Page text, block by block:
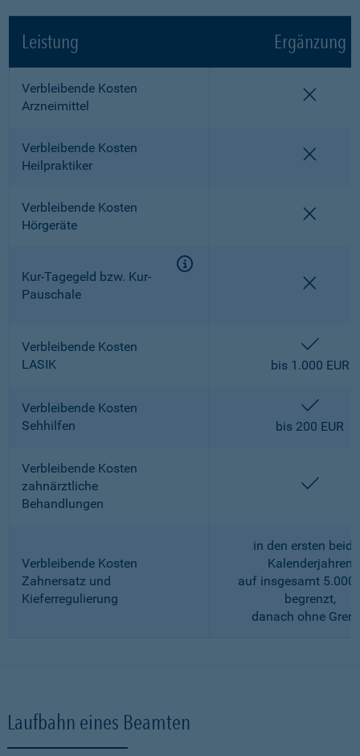
Leistung Ergänzung
Verbleibende Kosten
Arzneimittel
Verbleibende Kosten
Heilpraktiker
Verbleibende Kosten
Hörgeräte
Kur-Tagegeld bzw. Kur-
Pauschale
Verbleibende Kosten
LASIK
bis 1.000 EUR
Verbleibende Kosten
Sehhilfen
bis 200 EUR
Verbleibende Kosten
zahnärztliche
Behandlungen
Verbleibende Kosten
Zahnersatz und
Kieferregulierung
in den ersten
Kalenderjahren
auf insgesamt 5.000
begrenzt,
danach ohne
Laufbahn eines Beamten